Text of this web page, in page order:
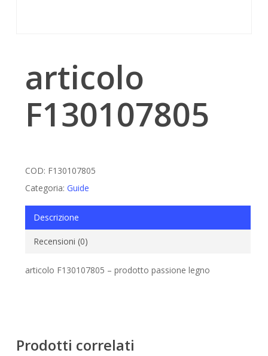
Nessun prodotto nel carrello.
articolo
F130107805
COD: F130107805
Categoria: Guide
Descrizione
Recensioni (0)
articolo F130107805 – prodotto passione legno
Prodotti correlati